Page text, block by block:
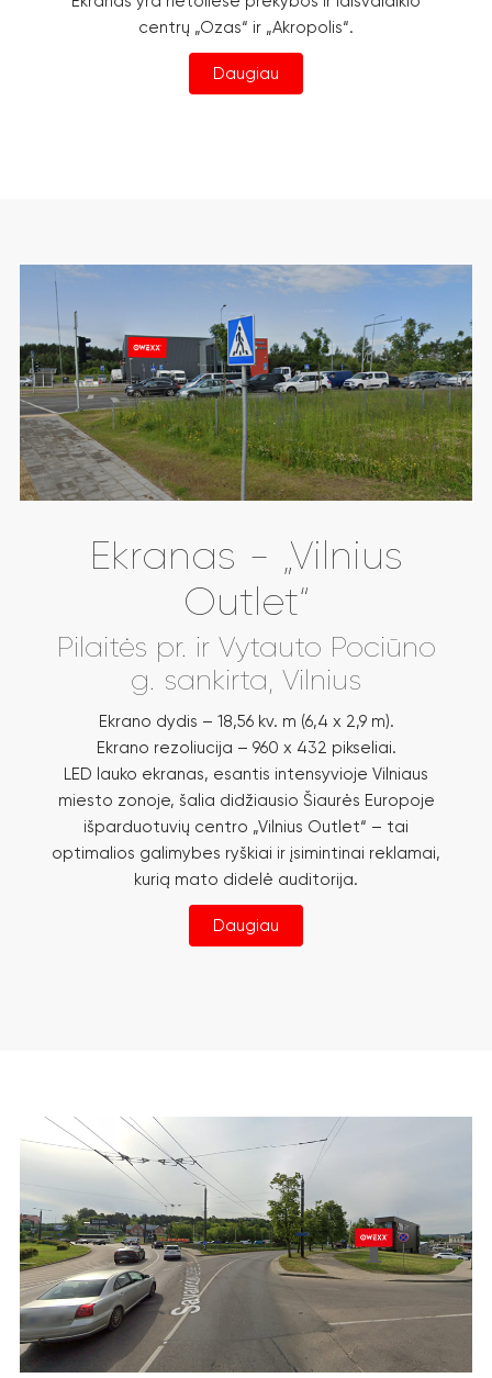
centrų „Ozas“ ir „Akropolis“.
Daugiau
Ekranas - „Vilnius
Outlet“
Pilaitės pr. ir Vytauto Pociūno
g. sankirta, Vilnius
Ekrano dydis – 18,56 kv. m (6,4 x 2,9 m).
Ekrano rezoliucija – 960 x 432 pikseliai.
LED lauko ekranas, esantis intensyvioje Vilniaus
miesto zonoje, šalia didžiausio Šiaurės Europoje
išparduotuvių centro „Vilnius Outlet“ – tai
optimalios galimybes ryškiai ir įsimintinai reklamai,
kurią mato didelė auditorija.
Daugiau